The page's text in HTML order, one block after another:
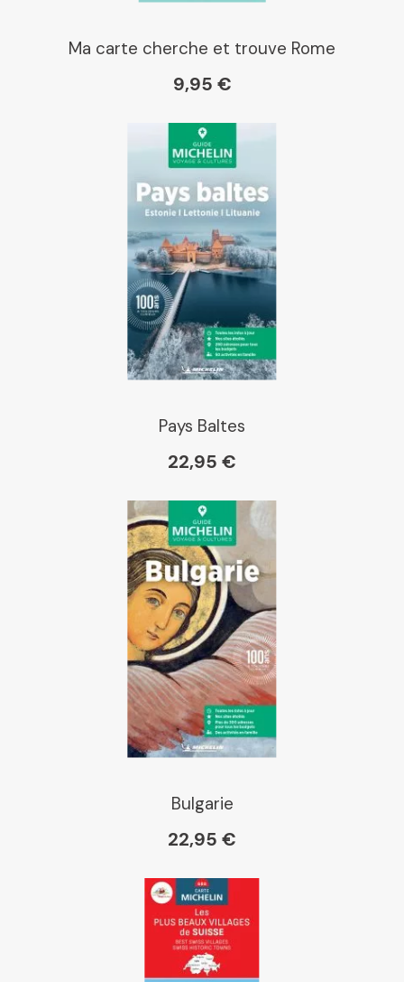
Ma carte cherche et trouve Rome
9,95 €
Pays Baltes
22,95 €
Bulgarie
22,95 €